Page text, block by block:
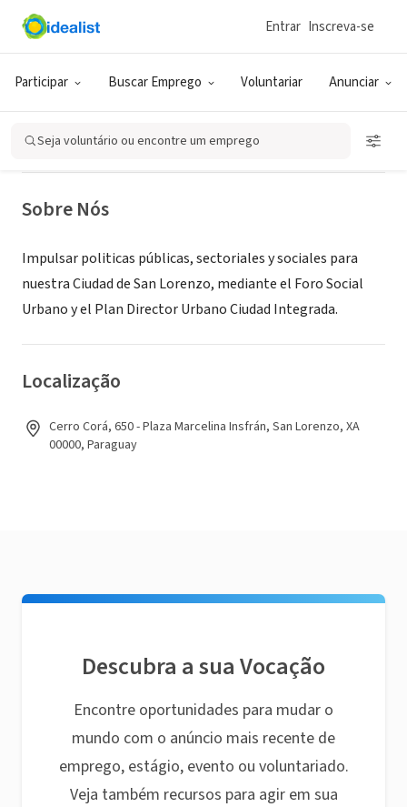
Participar Buscar Emprego Voluntariar Anunciar
Entrar Inscreva-se
Seja voluntário ou encontre um emprego
ONG (SETOR SOCIAL)
Foro Social Urbano - Red Ciudad
Integrada
San Lorenzo, XA, Paraguai|www.sonico.com/forosocialurbano
Sobre Nós
Impulsar politicas públicas, sectoriales y sociales para
nuestra Ciudad de San Lorenzo, mediante el Foro Social
Urbano y el Plan Director Urbano Ciudad Integrada.
Localização
Cerro Corá, 650 - Plaza Marcelina Insfrán, San Lorenzo, XA
00000, Paraguay
Descubra a sua Vocação
Encontre oportunidades para mudar o
mundo com o anúncio mais recente de
emprego, estágio, evento ou voluntariado.
Veja também recursos para agir em sua